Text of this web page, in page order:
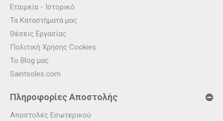
Εταιρεία - Ιστορικό
Τα Καταστήματά μας
Θέσεις Εργασίας
Πολιτική Χρήσης Cookies
Το Blog μας
Saintsoles.com
Πληροφορίες Αποστολής
Αποστολές Εσωτερικού